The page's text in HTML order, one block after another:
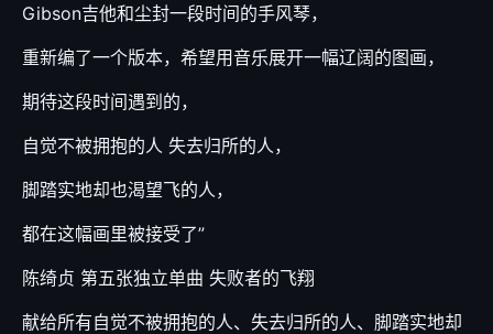
Gibson吉他和尘封一段时间的手风琴，
重新编了一个版本，希望用音乐展开一幅辽阔的图画，
期待这段时间遇到的，
自觉不被拥抱的人 失去归所的人，
脚踏实地却也渴望飞的人，
都在这幅画里被接受了”
陈绮贞 第五张独立单曲 失败者的飞翔
献给所有自觉不被拥抱的人、失去归所的人、脚踏实地却